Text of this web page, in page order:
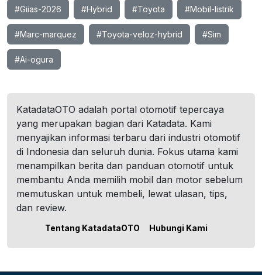
#Giias-2026 #Hybrid #Toyota #Mobil-listrik
#Marc-marquez #Toyota-veloz-hybrid #Sim
#Ai-ogura
KatadataOTO adalah portal otomotif tepercaya
yang merupakan bagian dari Katadata. Kami
menyajikan informasi terbaru dari industri otomotif
di Indonesia dan seluruh dunia. Fokus utama kami
menampilkan berita dan panduan otomotif untuk
membantu Anda memilih mobil dan motor sebelum
memutuskan untuk membeli, lewat ulasan, tips,
dan review.
Tentang KatadataOTO Hubungi Kami